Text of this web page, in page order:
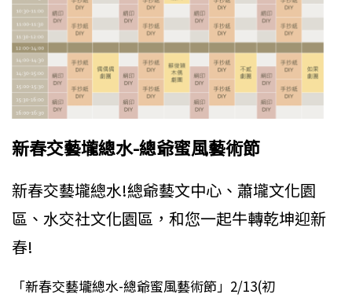
新春交藝壠總水-總爺蜜風藝術節
新春交藝壠總水!總爺藝文中心、蕭壠文化園
區、水交社文化園區，和您一起牛轉乾坤迎新
春!
「新春交藝壠總水-總爺蜜風藝術節」2/13(初